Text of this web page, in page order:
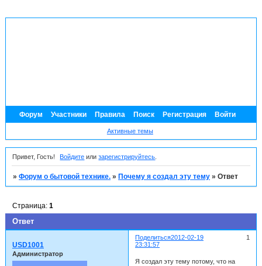
Форум Участники Правила Поиск Регистрация Войти
Активные темы
Привет, Гость! Войдите илизарегистрируйтесь
»Форум о бытовой технике. »Почему я создал эту тему »Ответ
Ответ
Страница:1
Поделиться 1
2012-02-19
23:31:57
USD1001
Администратор
Я создал эту тему потому, что на